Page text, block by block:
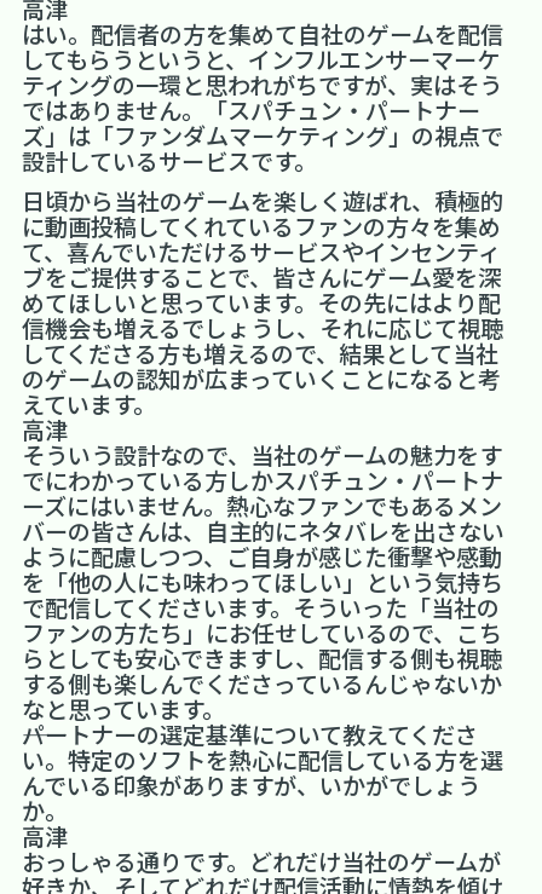
高津
はい。配信者の方を集めて自社のゲームを配信
してもらうというと、インフルエンサーマーケ
ティングの一環と思われがちですが、実はそう
ではありません。「スパチュン・パートナー
ズ」は「ファンダムマーケティング」の視点で
設計しているサービスです。
日頃から当社のゲームを楽しく遊ばれ、積極的
に動画投稿してくれているファンの方々を集め
て、喜んでいただけるサービスやインセンティ
ブをご提供することで、皆さんにゲーム愛を深
めてほしいと思っています。その先にはより配
信機会も増えるでしょうし、それに応じて視聴
してくださる方も増えるので、結果として当社
のゲームの認知が広まっていくことになると考
えています。
高津
そういう設計なので、当社のゲームの魅力をす
でにわかっている方しかスパチュン・パートナ
ーズにはいません。熱心なファンでもあるメン
バーの皆さんは、自主的にネタバレを出さない
ように配慮しつつ、ご自身が感じた衝撃や感動
を「他の人にも味わってほしい」という気持ち
で配信してくださいます。そういった「当社の
ファンの方たち」にお任せしているので、こち
らとしても安心できますし、配信する側も視聴
する側も楽しんでくださっているんじゃないか
なと思っています。
――パートナーの選定基準について教えてくださ
い。特定のソフトを熱心に配信している方を選
んでいる印象がありますが、いかがでしょう
か。
高津
おっしゃる通りです。どれだけ当社のゲームが
好きか、そしてどれだけ配信活動に情熱を傾け